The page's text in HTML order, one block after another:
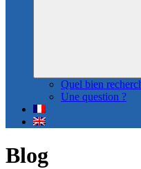
Quel bien
Une question ?
Blog